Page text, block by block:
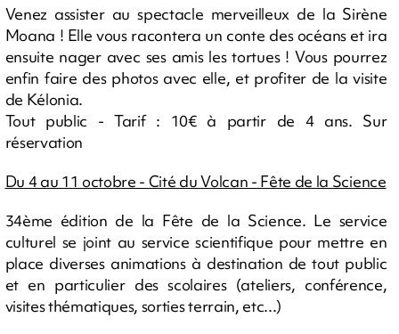
Venez assister au spectacle merveilleux de la Sirène
Moana ! Elle vous racontera un conte des océans et ira
ensuite nager avec ses amis les tortues ! Vous pourrez
enfin faire des photos avec elle, et profiter de la visite
de Kélonia.
Tout public - Tarif : 10€ à partir de 4 ans. Sur
réservation
Du 4 au 11 octobre - Cité du Volcan - Fête de la Science
34ème édition de la Fête de la Science. Le service
culturel se joint au service scientifique pour mettre en
place diverses animations à destination de tout public
et en particulier des scolaires (ateliers, conférence,
visites thématiques, sorties terrain, etc...)